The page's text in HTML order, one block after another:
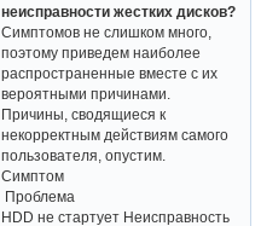
неисправности жестких дисков?
Симптомов не слишком много,
поэтому приведем наиболее
распространенные вместе с их
вероятными причинами.
Причины, сводящиеся к
некорректным действиям самого
пользователя, опустим.
Симптом
Проблема
HDD не стартует Неисправность